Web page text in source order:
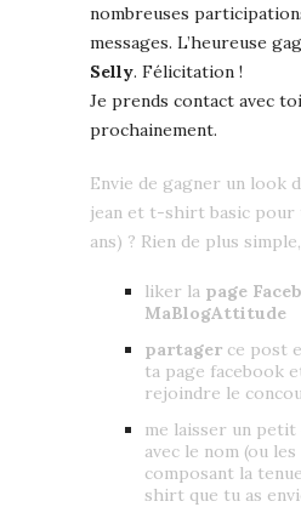
nombreuses
messages. L’heureuse
Selly. Félicitation !
Je prends contact avec
prochainement.
Envie de gagner un look
jean et t-shirt basic pour
ans) ? Rien de plus
liker la page
MaBlogAttitude
partager ce post
ta page facebook
rejoindre le
me laisser un
avec le nom (ou
composant la
shirt que tu as